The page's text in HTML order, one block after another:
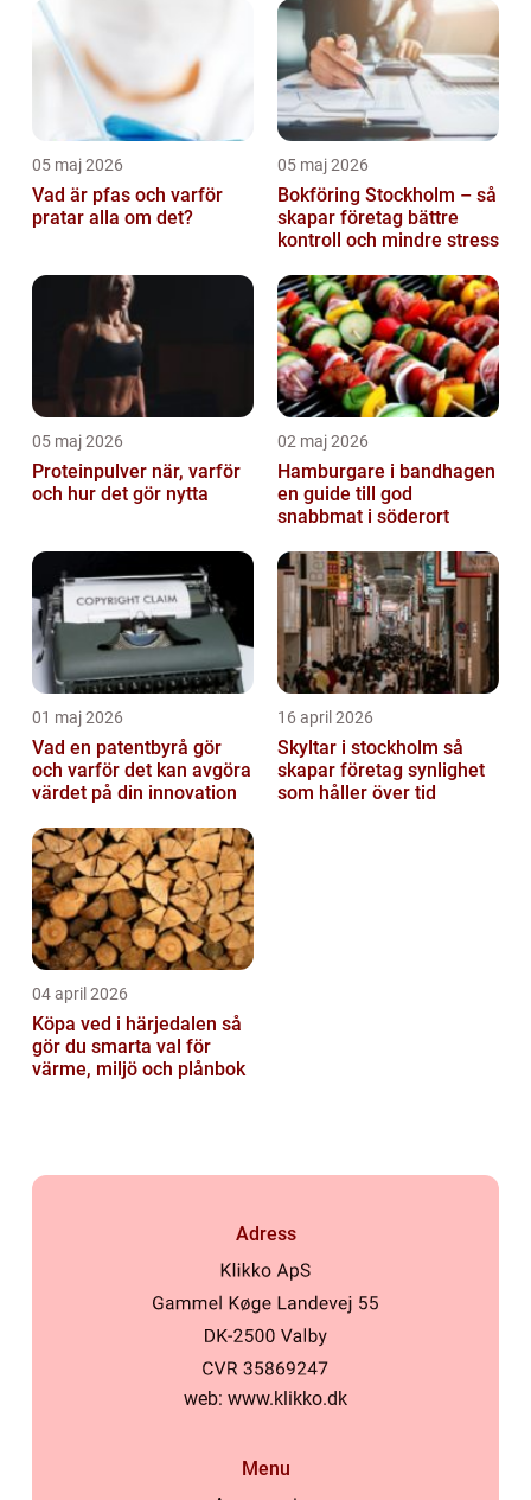
05 maj 2026
Vad är pfas och varför
pratar alla om det?
05 maj 2026
Bokföring Stockholm – så
skapar företag bättre
kontroll och mindre stress
05 maj 2026
Proteinpulver när, varför
och hur det gör nytta
02 maj 2026
Hamburgare i bandhagen
en guide till god
snabbmat i söderort
01 maj 2026
Vad en patentbyrå gör
och varför det kan avgöra
värdet på din innovation
16 april 2026
Skyltar i stockholm så
skapar företag synlighet
som håller över tid
04 april 2026
Köpa ved i härjedalen så
gör du smarta val för
värme, miljö och plånbok
Adress
web: www.klikko.dk
Menu